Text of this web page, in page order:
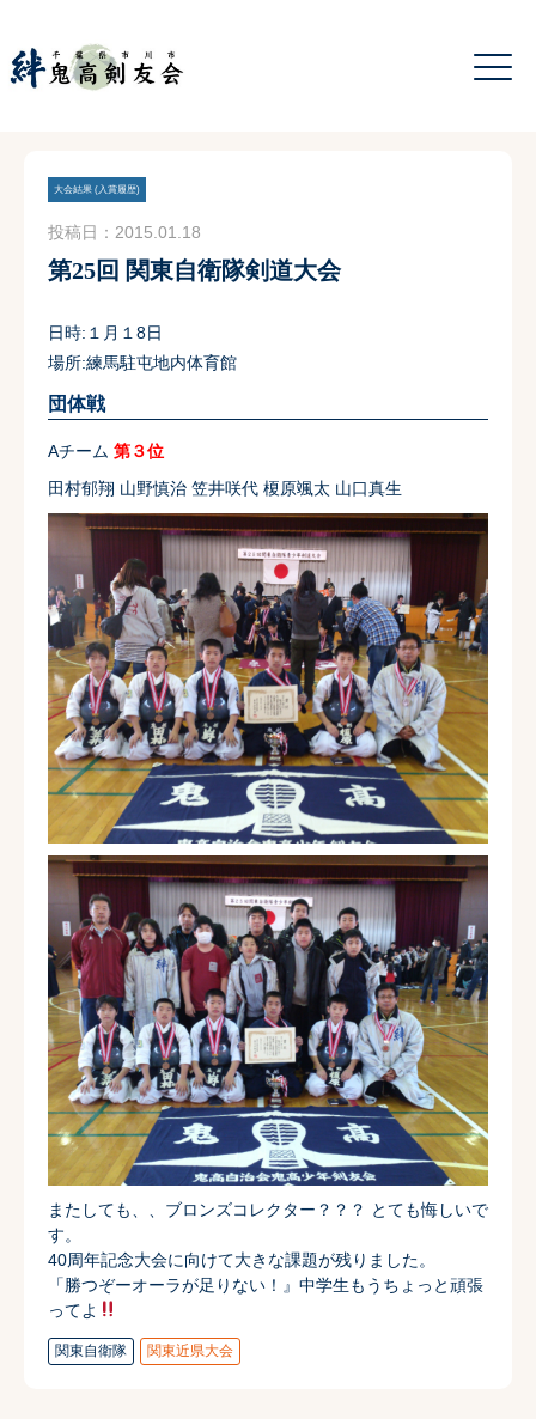
大会結果 (入賞履歴)
投稿日：2015.01.18
第25回 関東自衛隊剣道大会
日時:１月１8日
場所:練馬駐屯地内体育館
団体戦
Aチーム 第３位
田村郁翔 山野慎治 笠井咲代 榎原颯太 山口真生
またしても、、ブロンズコレクター？？？ とても悔しいで
す。
40周年記念大会に向けて大きな課題が残りました。
「勝つぞーオーラが足りない！』中学生もうちょっと頑張
ってよ
関東自衛隊 関東近県大会